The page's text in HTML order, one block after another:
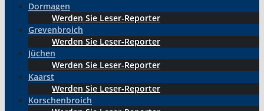
Dormagen
Werden Sie Leser-Reporter
Grevenbroich
Werden Sie Leser-Reporter
Jüchen
Werden Sie Leser-Reporter
Kaarst
Werden Sie Leser-Reporter
Korschenbroich